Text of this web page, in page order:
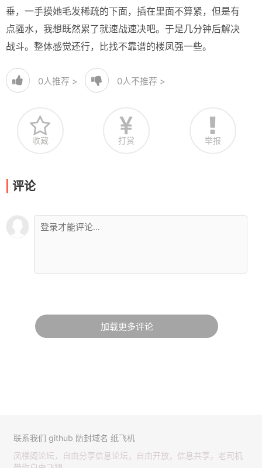
垂，一手摸她毛发稀疏的下面，插在里面不算紧，但是有
点骚水，我想既然累了就速战速决吧。于是几分钟后解决
战斗。整体感觉还行，比找不靠谱的楼凤强一些。
0人推荐 > 0人不推荐 >
收藏 打赏 举报
评论
加载更多评论
联系我们 github 防封域名 纸飞机
凤楼阁论坛，自由分享信息论坛，自由开放，信息共享，老司机